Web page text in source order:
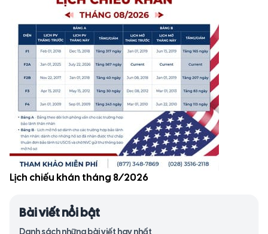
Lịch chiếu khán tháng 8/2026
Bài viết nổi bật
Danh sách những bài viết hay nhất